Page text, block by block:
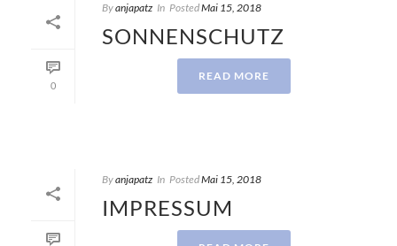
0
Byanjapatz In PostedMai 15, 2018
SONNENSCHUTZ
READ MORE
Byanjapatz In PostedMai 15, 2018
IMPRESSUM